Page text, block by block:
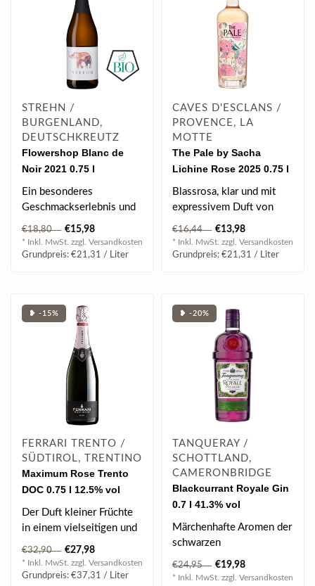
STREHN /
BURGENLAND,
DEUTSCHKREUTZ
Flowershop Blanc de
Noir 2021 0.75 l
Ein besonderes
Geschmackserlebnis und
ein herrlicher Apertif, der
eigentlich nic..
€18,80 €15,98
* Inkl. MwSt. zzgl. Versandkosten
Grundpreis: €21,31 / Liter
CAVES D'ESCLANS /
PROVENCE, LA
MOTTE
The Pale by Sacha
Lichine Rose 2025 0.75 l
Blassrosa, klar und mit
expressivem Duft von
Ananas, Himbeere,
Erdbeere & Wasser..
€16,44 €13,98
* Inkl. MwSt. zzgl. Versandkosten
Grundpreis: €21,31 / Liter
❥ -15%
FERRARI TRENTO /
SÜDTIROL, TRENTINO
Maximum Rose Trento
DOC 0.75 l 12.5% vol
Der Duft kleiner Früchte
in einem vielseitigen und
samtigen Trento DOC. Im
Glas..
€32,90 €27,98
* Inkl. MwSt. zzgl. Versandkosten
Grundpreis: €37,31 / Liter
❥ -20%
TANQUERAY /
SCHOTTLAND,
CAMERONBRIDGE
Blackcurrant Royale Gin
0.7 l 41.3% vol
Märchenhafte Aromen der
schwarzen
Johannisbeeren sowie
feinster Bourbon Vanille..
€24,95 €19,98
* Inkl. MwSt. zzgl. Versandkosten